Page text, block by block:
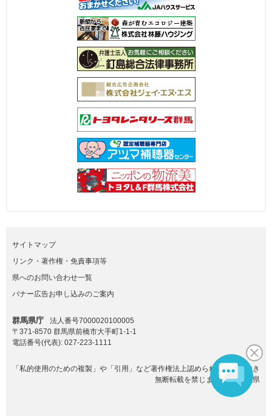
サイトマップ
リンク・著作権・免責事項等
県へのお問い合わせ一覧
バナー広告お申し込みのご案内
群馬県庁
法人番号7000020100005
〒371-8570 群馬県前橋市大手町1-1-1
電話番号(代表): 027-223-1111
「私的使用のための複製」や「引用」など著作権法上認められた場合を除き
無断転載を禁じます。(C)群馬県